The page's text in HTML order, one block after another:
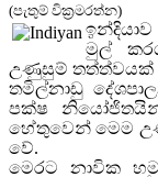
(පැතුම් වික්‍රමරත්න)
මුල්
උණුසුම් තත්ත්වයක්
තමිල්නාඩු
පක්ෂ නියෝජිතයින්
හේතුවෙන් මෙම
වේ.
මෙරට නාවික